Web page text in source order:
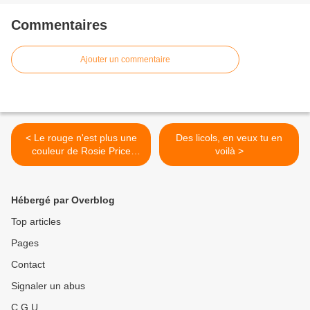
Commentaires
Ajouter un commentaire
< Le rouge n'est plus une
couleur de Rosie Price
(Livre de Poche ) prix
Des licols, en veux tu en
voilà >
Hébergé par Overblog
Top articles
Pages
Contact
Signaler un abus
C.G.U.